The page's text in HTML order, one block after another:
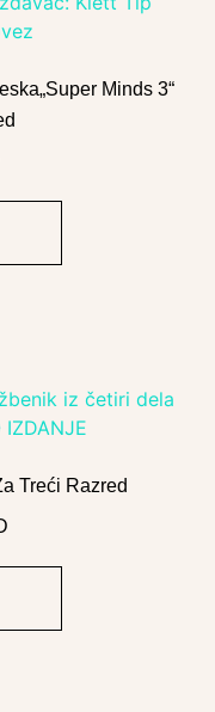
Minds 3“
Treći Razred